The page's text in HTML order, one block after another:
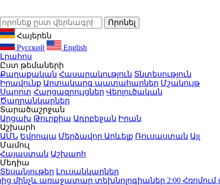
Հայերեն
Русский
English
Լրահոս
Ըստ թեմաների
Քաղաքական Հասարակություն Տնտեսություն
Իրավունք Արտակարգ պատահարներ Մշակույթ
Սպորտ Հարցազրույցներ Վերլուծական
Ծաղրանկարներ
Տարածաշրջան
Արցախ Թուրքիա Ադրբեջան Իրան
Աշխարհ
ԱՄՆ Եվրոպա Մերձավոր Արևելք Ռուսաստան Այլ
Մամուլ
Հայաստան Աշխարհ
Մեդիա
Տեսանյութեր Լուսանկարներ
առաջատար տեխնոլոգիաներ2:00Հռոմում